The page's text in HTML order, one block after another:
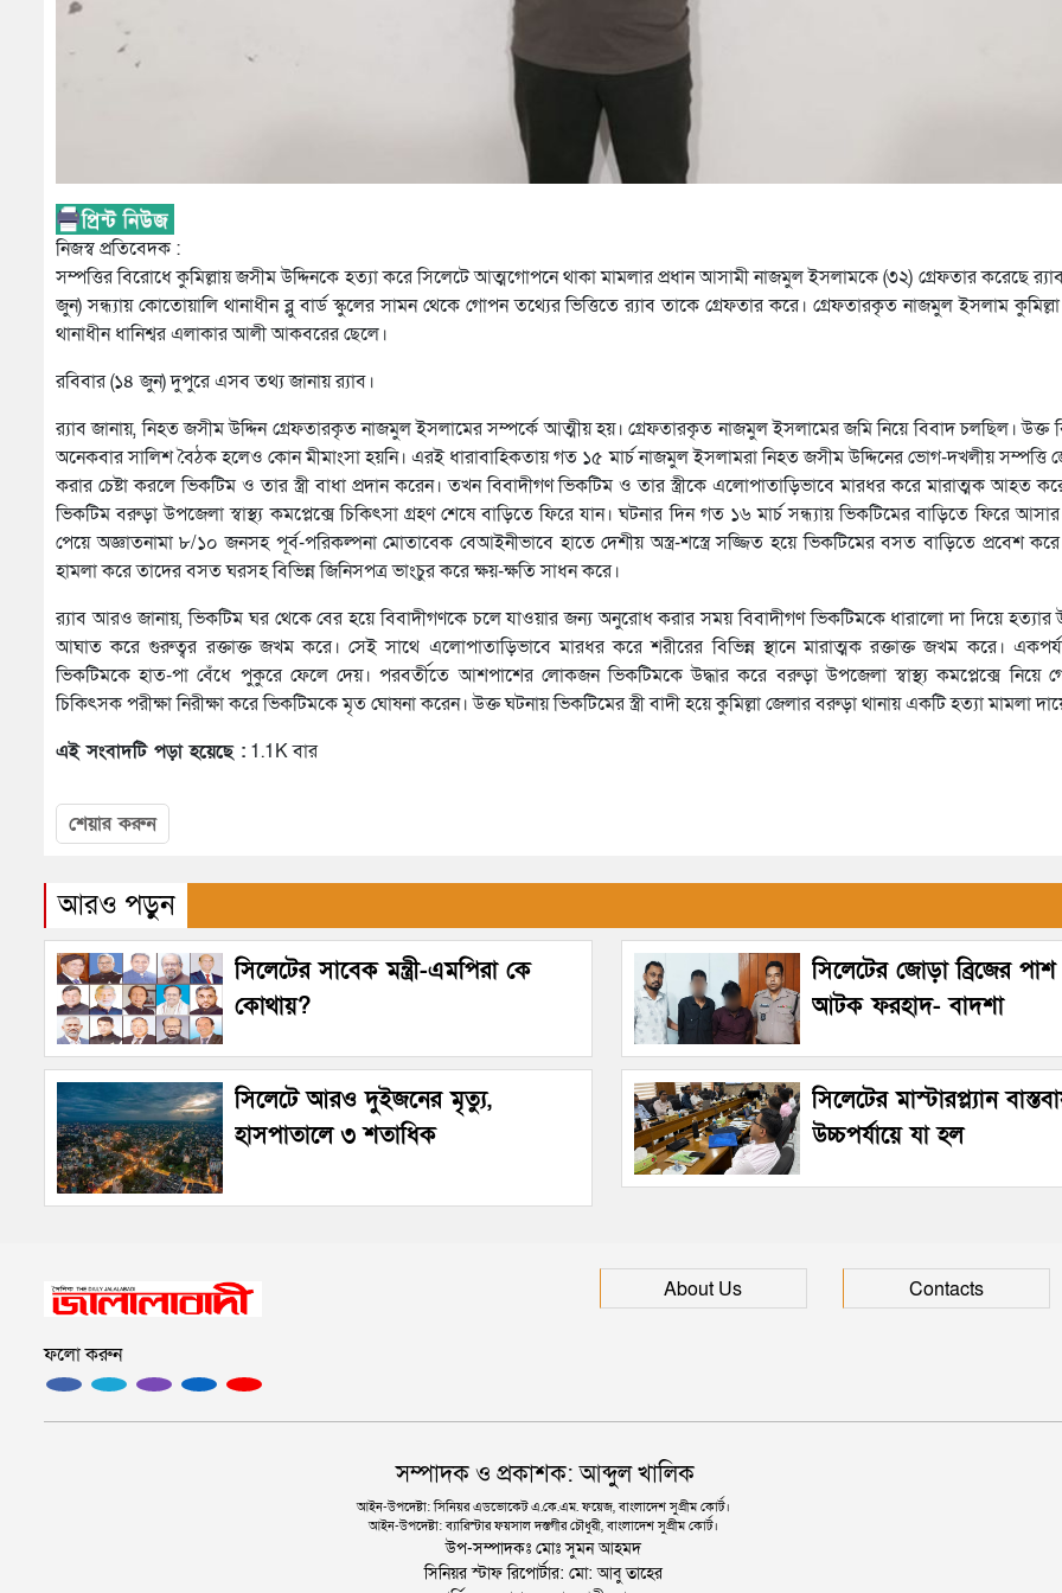
নিজস্ব প্রতিবেদক :
সম্পত্তির বিরোধে কুমিল্লায় জসীম উদ্দিনকে হত্যা করে সিলেটে আত্মগোপনে থাকা মামলার প্রধান আসামী নাজমুল ইসলামকে (৩২) গ্রেফতার করেছে
জুন) সন্ধ্যায় কোতোয়ালি থানাধীন ব্লু বার্ড স্কুলের সামন থেকে গোপন তথ্যের ভিত্তিতে র‌্যাব তাকে গ্রেফতার করে। গ্রেফতারকৃত নাজমুল ইসলাম
থানাধীন ধানিশ্বর এলাকার আলী আকবরের ছেলে।
রবিবার (১৪ জুন) দুপুরে এসব তথ্য জানায় র‌্যাব।
র‌্যাব জানায়, নিহত জসীম উদ্দিন গ্রেফতারকৃত নাজমুল ইসলামের সম্পর্কে আত্মীয় হয়। গ্রেফতারকৃত নাজমুল ইসলামের জমি নিয়ে বিবাদ চলছিল। উক্ত
অনেকবার সালিশ বৈঠক হলেও কোন মীমাংসা হয়নি। এরই ধারাবাহিকতায় গত ১৫ মার্চ নাজমুল ইসলামরা নিহত জসীম উদ্দিনের ভোগ-দখলীয়
করার চেষ্টা করলে ভিকটিম ও তার স্ত্রী বাধা প্রদান করেন। তখন বিবাদীগণ ভিকটিম ও তার স্ত্রীকে এলোপাতাড়িভাবে মারধর করে মারাত্মক আহত
ভিকটিম বরুড়া উপজেলা স্বাস্থ্য কমপ্লেক্সে চিকিৎসা গ্রহণ শেষে বাড়িতে ফিরে যান। ঘটনার দিন গত ১৬ মার্চ সন্ধ্যায় ভিকটিমের বাড়িতে ফিরে
পেয়ে অজ্ঞাতনামা ৮/১০ জনসহ পূর্ব-পরিকল্পনা মোতাবেক বেআইনীভাবে হাতে দেশীয় অস্ত্র-শস্ত্রে সজ্জিত হয়ে ভিকটিমের বসত বাড়িতে প্রবেশ
হামলা করে তাদের বসত ঘরসহ বিভিন্ন জিনিসপত্র ভাংচুর করে ক্ষয়-ক্ষতি সাধন করে।
র‌্যাব আরও জানায়, ভিকটিম ঘর থেকে বের হয়ে বিবাদীগণকে চলে যাওয়ার জন্য অনুরোধ করার সময় বিবাদীগণ ভিকটিমকে ধারালো দা দিয়ে হত্যার
আঘাত করে গুরুত্বর রক্তাক্ত জখম করে। সেই সাথে এলোপাতাড়িভাবে মারধর করে শরীরের বিভিন্ন স্থানে মারাত্মক রক্তাক্ত জখম করে।
ভিকটিমকে হাত-পা বেঁধে পুকুরে ফেলে দেয়। পরবর্তীতে আশপাশের লোকজন ভিকটিমকে উদ্ধার করে বরুড়া উপজেলা স্বাস্থ্য কমপ্লেক্সে নিয়ে
চিকিৎসক পরীক্ষা নিরীক্ষা করে ভিকটিমকে মৃত ঘোষনা করেন। উক্ত ঘটনায় ভিকটিমের স্ত্রী বাদী হয়ে কুমিল্লা জেলার বরুড়া থানায় একটি হত্যা মামলা
এই সংবাদটি পড়া হয়েছে : 1.1K বার
শেয়ার করুন
আরও পড়ুন
সিলেটের সাবেক মন্ত্রী-এমপিরা কে
কোথায়?
সিলেটের জোড়া ব্রিজের
আটক ফরহাদ- বাদশা
সিলেটে আরও দুইজনের মৃত্যু,
হাসপাতালে ৩ শতাধিক
সিলেটের মাস্টারপ্ল্যান
উচ্চপর্যায়ে যা হল
ফলো করুন
About Us Contacts
সম্পাদক ও প্রকাশক: আব্দুল খালিক
আইন-উপদেষ্টা: সিনিয়র এডভোকেট এ.কে.এম. ফয়েজ, বাংলাদেশ সুপ্রীম কোর্ট।
আইন-উপদেষ্টা: ব্যারিস্টার ফয়সাল দস্তগীর চৌধুরী, বাংলাদেশ সুপ্রীম কোর্ট।
উপ-সম্পাদকঃ মোঃ সুমন আহমদ
সিনিয়র স্টাফ রিপোর্টার: মো: আবু তাহের